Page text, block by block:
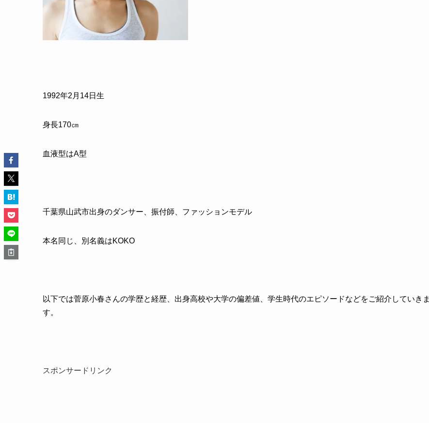
1992年2 月 14日生
身長170㎝
血液型はA型
千葉県山武市出身のダンサー、振付師、ファッションモデル
本名同じ、別名義はKOKO
以下では菅原小春さんの学歴と経歴、出身高校や大学の偏差値、学生時代のエピソードなどをご紹介していきま
す。
スポンサードリンク